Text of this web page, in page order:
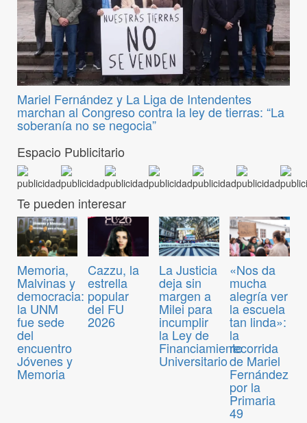
Mariel Fernández y La Liga de Intendentes
marchan al Congreso contra la ley de tierras: “La
soberanía no se negocia”
Espacio Publicitario
Te pueden interesar
Memoria,
Malvinas y
democracia:
la UNM
fue sede
del
encuentro
Jóvenes y
Memoria
Cazzu, la
estrella
popular
del FU
2026
La Justicia
deja sin
margen a
Milei para
incumplir
la Ley de
Financiamiento
Universitario
«Nos da
mucha
alegría ver
la escuela
tan linda»:
la
recorrida
de Mariel
Fernández
por la
Primaria
49